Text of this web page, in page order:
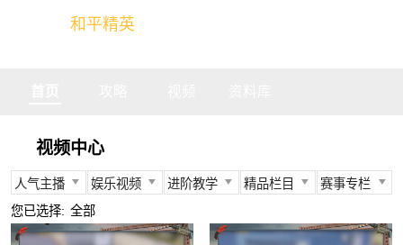
和平精英
视频中心
人气主播 娱乐视频 进阶教学 精品栏目 赛事专栏
所有
不求人
娱乐精英
身法教学
官方视频
PEC
您已选择: 全部